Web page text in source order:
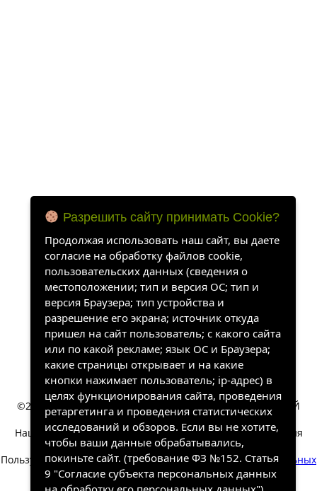
©2022-2026, «ХАНГАЛАССКИЙ УЛУСНЫЙ КРАЕВЕДЧЕСКИЙ
МУЗЕЙ». Все права защищены.
Наш сайт собирает информацию, которая необходима для
работы сайта.
Пользуясь сайтом вы соглашаетесь на обработку персональных
данных.
Разрешить сайту принимать Cookie?
Продолжая использовать наш сайт, вы даете
согласие на обработку файлов cookie,
пользовательских данных (сведения о
местоположении; тип и версия ОС; тип и
версия Браузера; тип устройства и
разрешение его экрана; источник откуда
пришел на сайт пользователь; с какого сайта
или по какой рекламе; язык ОС и Браузера;
какие страницы открывает и на какие
кнопки нажимает пользователь; ip-адрес) в
целях функционирования сайта, проведения
ретаргетинга и проведения статистических
исследований и обзоров. Если вы не хотите,
чтобы ваши данные обрабатывались,
покиньте сайт. (требование ФЗ №152. Статья
9 "Согласие субъекта персональных данных